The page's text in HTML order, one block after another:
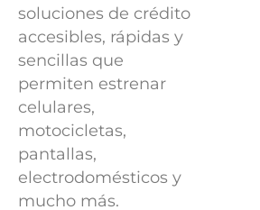
soluciones de crédito
accesibles, rápidas y
sencillas que
permiten estrenar
celulares,
motocicletas,
pantallas,
electrodomésticos y
mucho más.